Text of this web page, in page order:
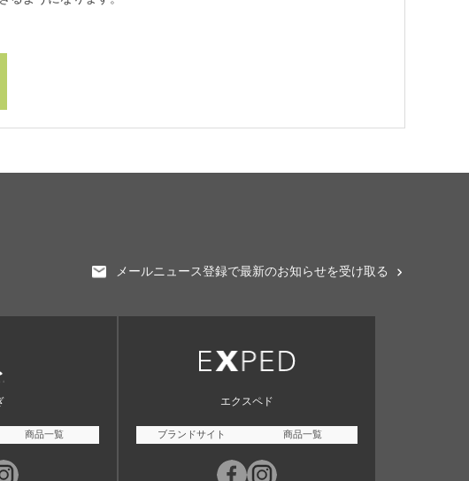
メールニュース登録で最新のお知らせを受け取る
商品一覧
エクスペド
ブランドサイト 商品一覧